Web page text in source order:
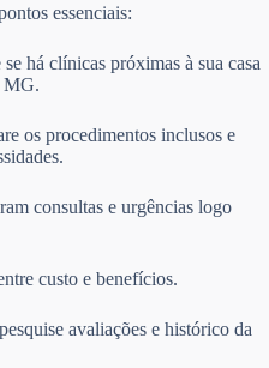
essenciais:
há clínicas próximas à sua casa
MG.
os procedimentos inclusos e
consultas e urgências logo
custo e benefícios.
avaliações e histórico da